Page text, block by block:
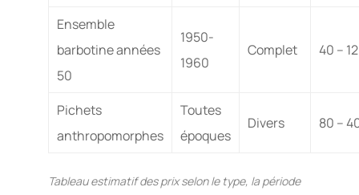
Ensemble
barbotine années
50
1950-
1960
Complet 40 –
Pichets
anthropomorphes
Toutes
époques
Divers 80 –
Tableau estimatif des prix selon le type, la période